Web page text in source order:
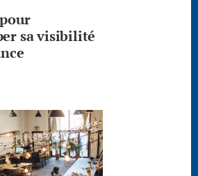
sa visibilité